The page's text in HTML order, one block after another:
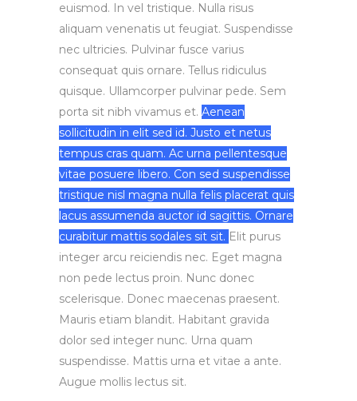
euismod. In vel tristique. Nulla risus
aliquam venenatis ut feugiat. Suspendisse
nec ultricies. Pulvinar fusce varius
consequat quis ornare. Tellus ridiculus
quisque. Ullamcorper pulvinar pede. Sem
porta sit nibh vivamus et. Aenean
sollicitudin in elit sed id. Justo et netus
tempus cras quam. Ac urna pellentesque
vitae posuere libero. Con sed suspendisse
tristique nisl magna nulla felis placerat quis
lacus assumenda auctor id sagittis. Ornare
curabitur mattis sodales sit sit. Elit purus
integer arcu reiciendis nec. Eget magna
non pede lectus proin. Nunc donec
scelerisque. Donec maecenas praesent.
Mauris etiam blandit. Habitant gravida
dolor sed integer nunc. Urna quam
suspendisse. Mattis urna et vitae a ante.
Augue mollis lectus sit.